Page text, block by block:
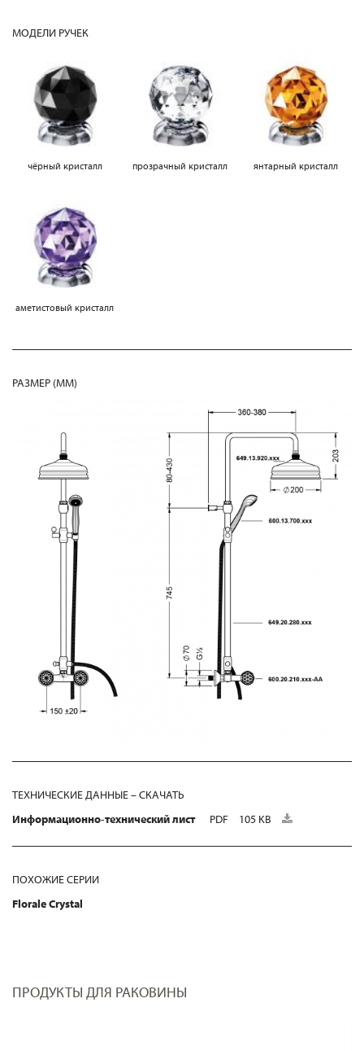
МОДЕЛИ РУЧЕК
чёрный кристалл прозрачный кристалл янтарный кристалл
аметистовый кристалл
РАЗМЕР (MM)
ТЕХНИЧЕСКИЕ ДАННЫЕ – СКАЧАТЬ
Информационно-технический лист
PDF 105 KB
ПОХОЖИЕ СЕРИИ
Florale Crystal
ПРОДУКТЫ ДЛЯ РАКОВИНЫ